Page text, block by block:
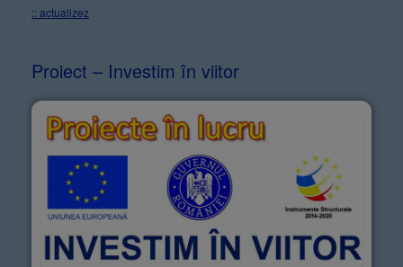
:: actualizez
Proiect – Investim în viitor